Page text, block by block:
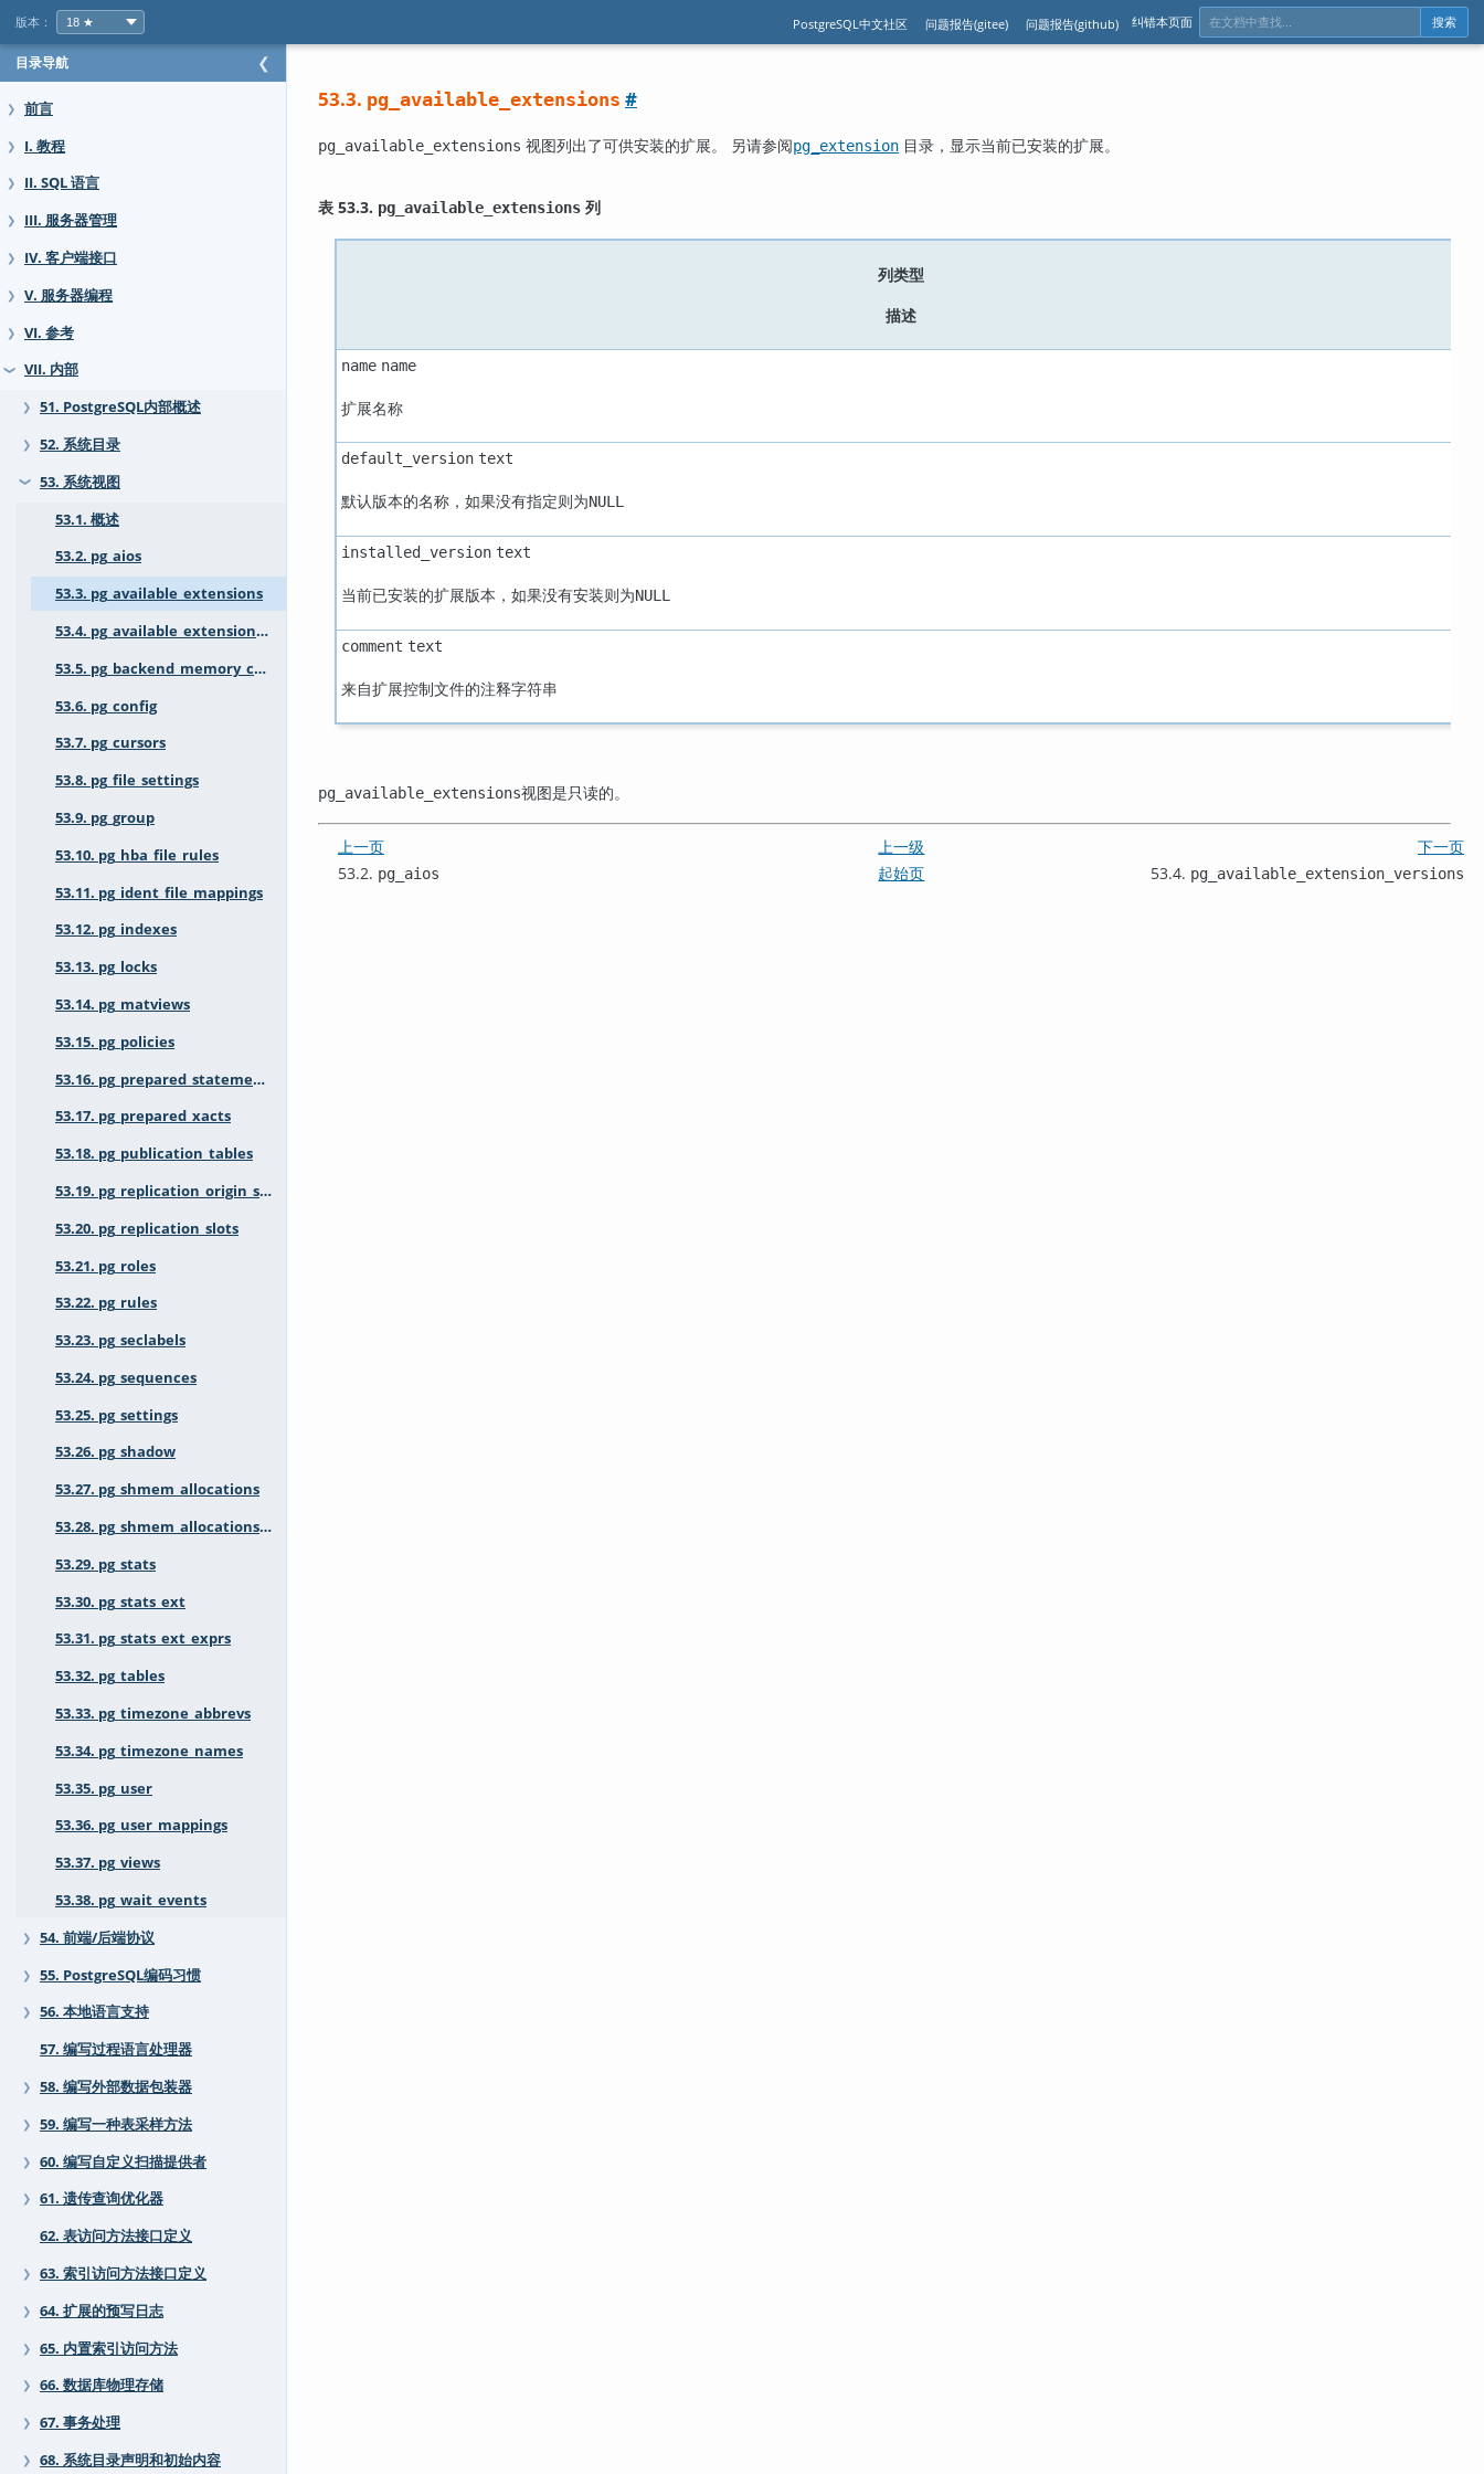
版本： PostgreSQL中文社区 问题报告(gitee) 问题报告(github) 纠错本页面 搜索
目录导航 ❮
❯ 前言
❯ I. 教程
❯ II. SQL 语言
❯ III. 服务器管理
❯ IV. 客户端接口
❯ V. 服务器编程
❯ VI. 参考
❯ VII. 内部
❯ 51. PostgreSQL内部概述
❯ 52. 系统目录
❯
53. 系统视图
53.1. 概述
53.2. pg_aios
53.3. pg_available_extensions
53.4. pg_available_extension_versions
53.5. pg_backend_memory_contexts
53.6. pg_config
53.7. pg_cursors
53.8. pg_file_settings
53.9. pg_group
53.10. pg_hba_file_rules
53.11. pg_ident_file_mappings
53.12. pg_indexes
53.13. pg_locks
53.14. pg_matviews
53.15. pg_policies
53.16. pg_prepared_statements
53.17. pg_prepared_xacts
53.18. pg_publication_tables
53.19. pg_replication_origin_status
53.20. pg_replication_slots
53.21. pg_roles
53.22. pg_rules
53.23. pg_seclabels
53.24. pg_sequences
53.25. pg_settings
53.26. pg_shadow
53.27. pg_shmem_allocations
53.28. pg_shmem_allocations_numa
53.29. pg_stats
53.30. pg_stats_ext
53.31. pg_stats_ext_exprs
53.32. pg_tables
53.33. pg_timezone_abbrevs
53.34. pg_timezone_names
53.35. pg_user
53.36. pg_user_mappings
53.37. pg_views
53.38. pg_wait_events
❯ 54. 前端/后端协议
❯ 55. PostgreSQL编码习惯
❯
56. 本地语言支持
57. 编写过程语言处理器
❯ 58. 编写外部数据包装器
❯ 59. 编写一种表采样方法
❯ 60. 编写自定义扫描提供者
❯
61. 遗传查询优化器
62. 表访问方法接口定义
❯ 63. 索引访问方法接口定义
❯ 64. 扩展的预写日志
❯ 65. 内置索引访问方法
❯ 66. 数据库物理存储
❯ 67. 事务处理
❯ 68. 系统目录声明和初始内容
53.3. pg_available_extensions #
pg_available_extensions 视图列出了可供安装的扩展。 另请参阅pg_extension 目录，显示当前已安装的扩展。
表 53.3. pg_available_extensions 列
列类型
描述
name name
扩展名称
default_version text
默认版本的名称，如果没有指定则为NULL
installed_version text
当前已安装的扩展版本，如果没有安装则为NULL
comment text
来自扩展控制文件的注释字符串
pg_available_extensions视图是只读的。
上一页 上一级
下一页
53.2. pg_aios 起始页 53.4. pg_available_extension_versions